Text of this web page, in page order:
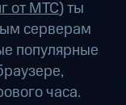
от МТС) ты
серверам
популярные
часа.